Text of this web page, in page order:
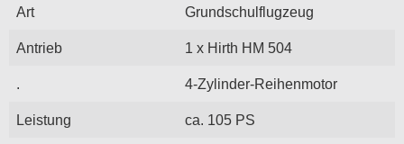
Art Grundschulflugzeug
Antrieb 1 x Hirth HM 504
. 4-Zylinder-Reihenmotor
Leistung ca. 105 PS